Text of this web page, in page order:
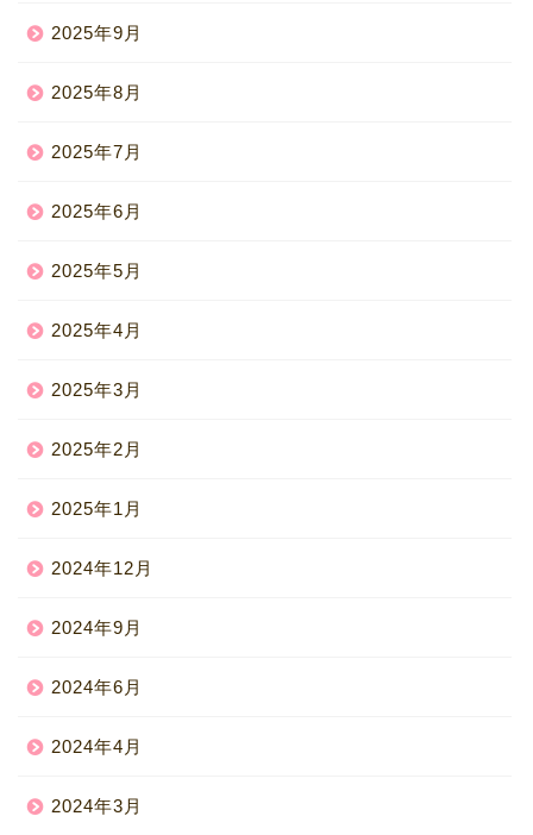
2025年9月
2025年8月
2025年7月
2025年6月
2025年5月
2025年4月
2025年3月
2025年2月
2025年1月
2024年12月
2024年9月
2024年6月
2024年4月
2024年3月